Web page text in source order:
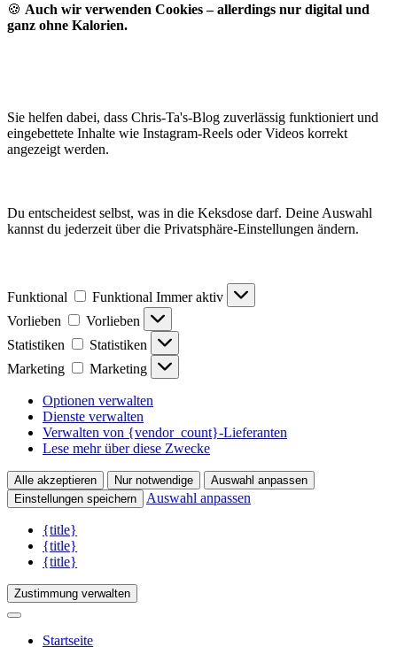
🍪 Auch wir verwenden Cookies – allerdings nur digital und
ganz ohne Kalorien.
Sie helfen dabei, dass Chris-Ta's-Blog zuverlässig funktioniert und
eingebettete Inhalte wie Instagram-Reels oder Videos korrekt
angezeigt werden.
Du entscheidest selbst, was in die Keksdose darf. Deine Auswahl
kannst du jederzeit über die Privatsphäre-Einstellungen ändern.
Funktional Funktional Immer aktiv
Vorlieben
Vorlieben
Statistiken
Statistiken
Marketing
Marketing
Optionen verwalten
Dienste verwalten
Verwalten von {vendor_count}-Lieferanten
Lese mehr über diese Zwecke
Alle akzeptieren Nur notwendige
Auswahl anpassen
Einstellungen speichern
Auswahl anpassen
{title}
{title}
{title}
Zustimmung verwalten
Startseite